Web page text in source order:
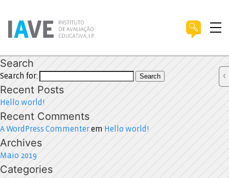
Search
Search for: Search
Recent Posts
Hello world!
Recent Comments
A WordPress Commenterem Hello world!
Archives
Maio 2019
Categories